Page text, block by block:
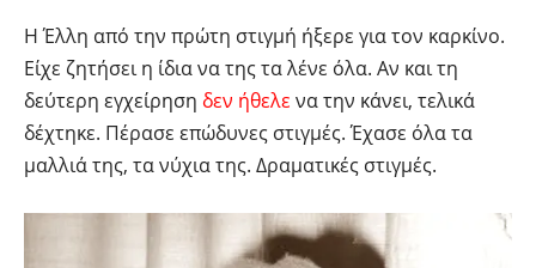
Η Έλλη από την πρώτη στιγμή ήξερε για τον καρκίνο.
Είχε ζητήσει η ίδια να της τα λένε όλα. Αν και τη
δεύτερη εγχείρηση δεν ήθελε να την κάνει, τελικά
δέχτηκε. Πέρασε επώδυνες στιγμές. Έχασε όλα τα
μαλλιά της, τα νύχια της. Δραματικές στιγμές.